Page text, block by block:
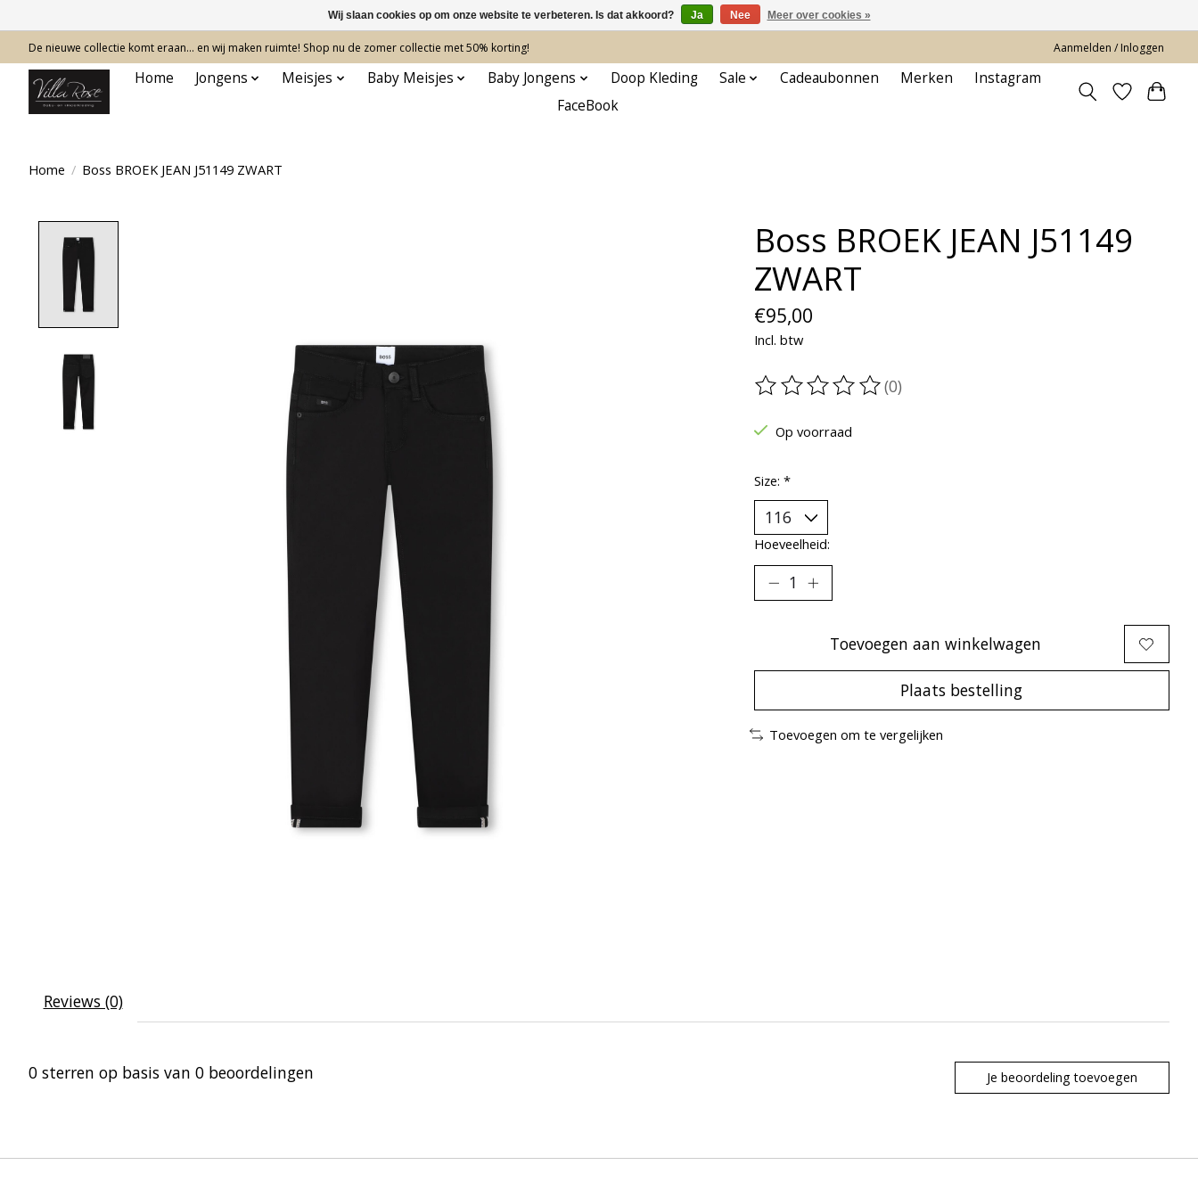
De nieuwe collectie komt eraan… en wij maken ruimte! Shop nu de zomer collectie met 50% korting! Aanmelden / Inloggen
Home Jongens Meisjes Baby Meisjes Baby Jongens Doop Kleding Sale Cadeaubonnen Merken
Instagram
FaceBook
Home / Boss BROEK JEAN J51149 ZWART
Boss BROEK JEAN J51149
ZWART
€95,00
Incl. btw
De beoordeling van dit product is
(0)
Op voorraad
Size: *
Hoeveelheid:
Toevoegen aan winkelwagen
Plaats bestelling
Toevoegen om te vergelijken
Reviews (0)
0 sterren op basis van 0 beoordelingen Je beoordeling toevoegen
Wij slaan cookies op om onze website te verbeteren. Is dat akkoord? Ja Nee Meer over cookies »